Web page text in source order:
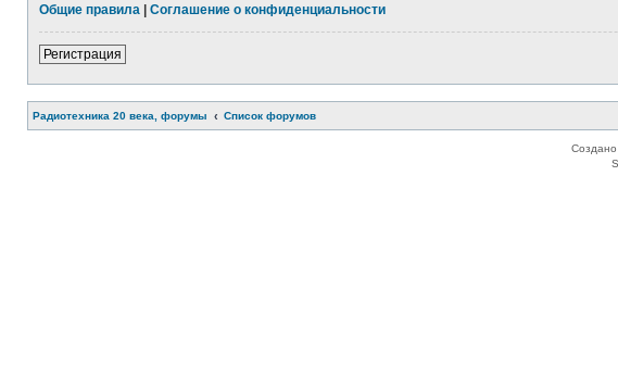
Общие правила
Соглашение о конфиденциальности
Регистрация
Радиотехника 20 века, форумы Список форумов
Создано